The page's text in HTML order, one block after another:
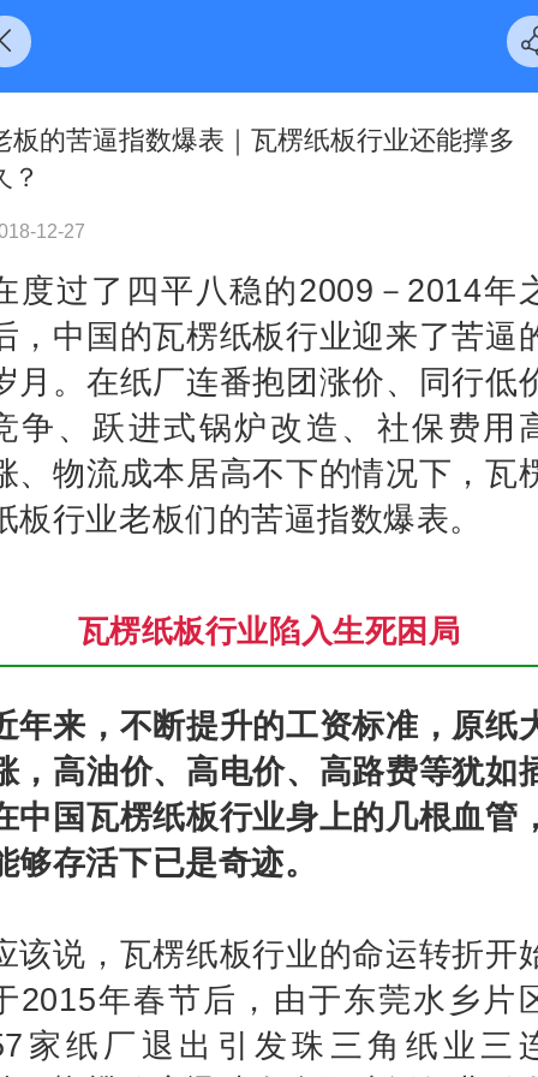
板的苦逼指数爆表｜瓦楞纸板行业还能撑多
？
12-27
度过了四平八稳的2009－2014年
，中国的瓦楞纸板行业迎来了苦逼
月。在纸厂连番抱团涨价、同行低
争、跃进式锅炉改造、社保费用
、物流成本居高不下的情况下，瓦
板行业老板们的苦逼指数爆表。
瓦楞纸板行业陷入生死困局
年来，不断提升的工资标准，原纸
，高油价、高电价、高路费等犹如
中国瓦楞纸板行业身上的几根血管，
够存活下已是奇迹。
该说，瓦楞纸板行业的命运转折开
2015年春节后，由于东莞水乡片
家纸厂退出引发珠三角纸业三